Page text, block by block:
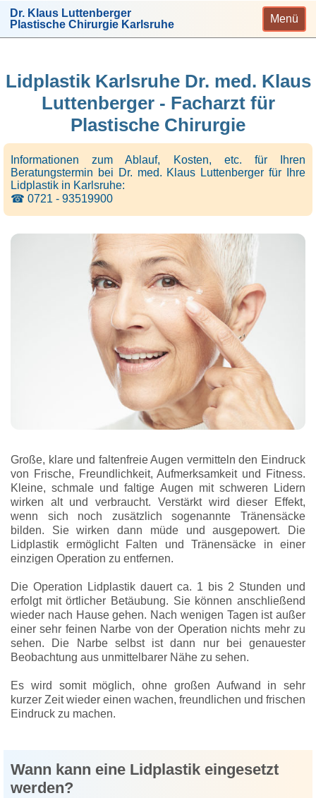
Dr. Klaus Luttenberger
Plastische Chirurgie Karlsruhe
Menü
Lidplastik Karlsruhe Dr. med. Klaus
Luttenberger - Facharzt für
Plastische Chirurgie
Informationen zum Ablauf, Kosten, etc. für Ihren
Beratungstermin bei Dr. med. Klaus Luttenberger für Ihre
Lidplastik in Karlsruhe:
☎ 0721 - 93519900
Große, klare und faltenfreie Augen vermitteln den Eindruck
von Frische, Freundlichkeit, Aufmerksamkeit und Fitness.
Kleine, schmale und faltige Augen mit schweren Lidern
wirken alt und verbraucht. Verstärkt wird dieser Effekt,
wenn sich noch zusätzlich sogenannte Tränensäcke
bilden. Sie wirken dann müde und ausgepowert. Die
Lidplastik ermöglicht Falten und Tränensäcke in einer
einzigen Operation zu entfernen.
Die Operation Lidplastik dauert ca. 1 bis 2 Stunden und
erfolgt mit örtlicher Betäubung. Sie können anschließend
wieder nach Hause gehen. Nach wenigen Tagen ist außer
einer sehr feinen Narbe von der Operation nichts mehr zu
sehen. Die Narbe selbst ist dann nur bei genauester
Beobachtung aus unmittelbarer Nähe zu sehen.
Es wird somit möglich, ohne großen Aufwand in sehr
kurzer Zeit wieder einen wachen, freundlichen und frischen
Eindruck zu machen.
Wann kann eine Lidplastik eingesetzt
werden?